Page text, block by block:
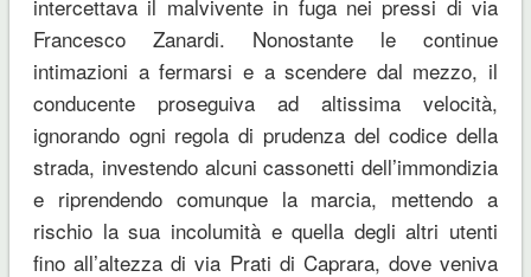
intercettava il malvivente in fuga nei pressi di via
Francesco Zanardi. Nonostante le continue
intimazioni a fermarsi e a scendere dal mezzo, il
conducente proseguiva ad altissima velocità,
ignorando ogni regola di prudenza del codice della
strada, investendo alcuni cassonetti dell’immondizia
e riprendendo comunque la marcia, mettendo a
rischio la sua incolumità e quella degli altri utenti
fino all’altezza di via Prati di Caprara, dove veniva